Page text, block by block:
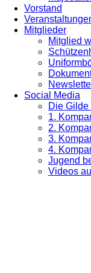
Vorstand
Mitglieder
Mitglied
Social Media
Die
1.
2.
3.
4.
Jugend
Videos